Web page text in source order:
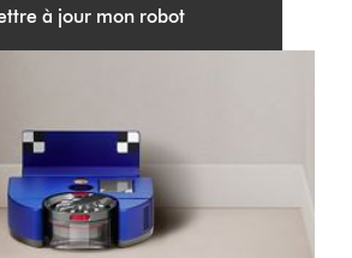
à jour mon robot